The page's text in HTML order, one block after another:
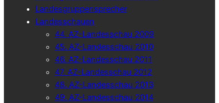
Landesgruppensprecher
Landesschauen
44. AZ-Landesschau 2009
45. AZ-Landesschau 2010
46. AZ-Landesschau 2011
47. AZ-Landesschau 2012
48. AZ-Landesschau 2013
49. AZ-Landesschau 2014